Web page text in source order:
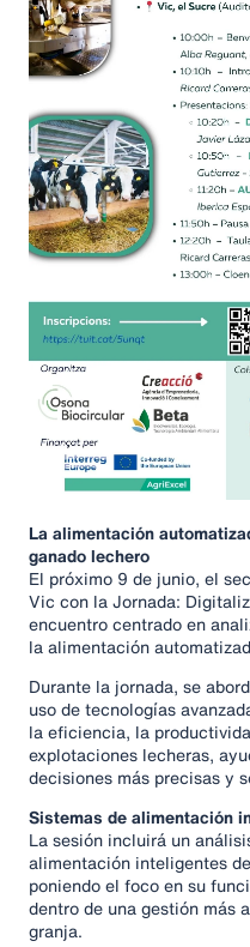
La alimentación
ganado lechero
El próximo 9 de junio, el
Vic con la Jornada:
encuentro centrado en
la alimentación
Durante la jornada, se
uso de tecnologías
la eficiencia, la
explotaciones lecheras,
decisiones más precisas y
Sistemas de alimentación
La sesión incluirá un
alimentación inteligentes
poniendo el foco en su
dentro de una gestión más
granja.